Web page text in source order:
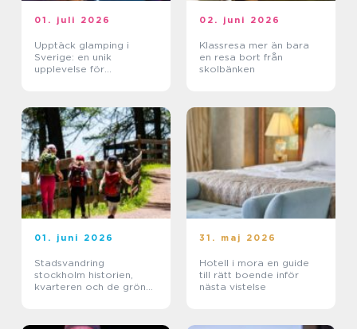
01. juli 2026
Upptäck glamping i
Sverige: en unik
upplevelse för
02. juni 2026
Klassresa mer än bara
en resa bort från
skolbänken
01. juni 2026
Stadsvandring
stockholm historien,
kvarteren och de gröna
31. maj 2026
Hotell i mora en guide
till rätt boende inför
nästa vistelse